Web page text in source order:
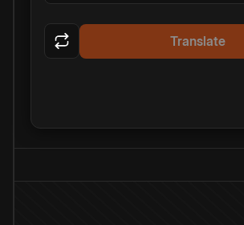
Translate